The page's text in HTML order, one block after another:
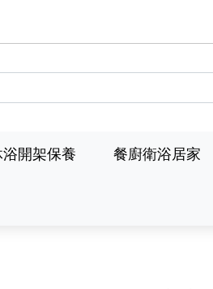
浴開架保養 餐廚衛浴居家